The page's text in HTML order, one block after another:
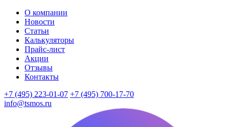
О компании
Новости
Статьи
Калькуляторы
Прайс-лист
Акции
Отзывы
Контакты
+7 (495) 223-01-07 +7 (495) 700-17-70
info@tsmos.ru